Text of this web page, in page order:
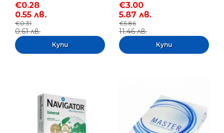
€0.28
0.55 лв.
€0.31
0.61 лв.
€3.00
5.87 лв.
€5.86
11.46 лв.